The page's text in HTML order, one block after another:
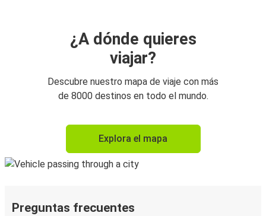
¿A dónde quieres
viajar?
Descubre nuestro mapa de viaje con más
de 8000 destinos en todo el mundo.
Explora el mapa
Preguntas frecuentes